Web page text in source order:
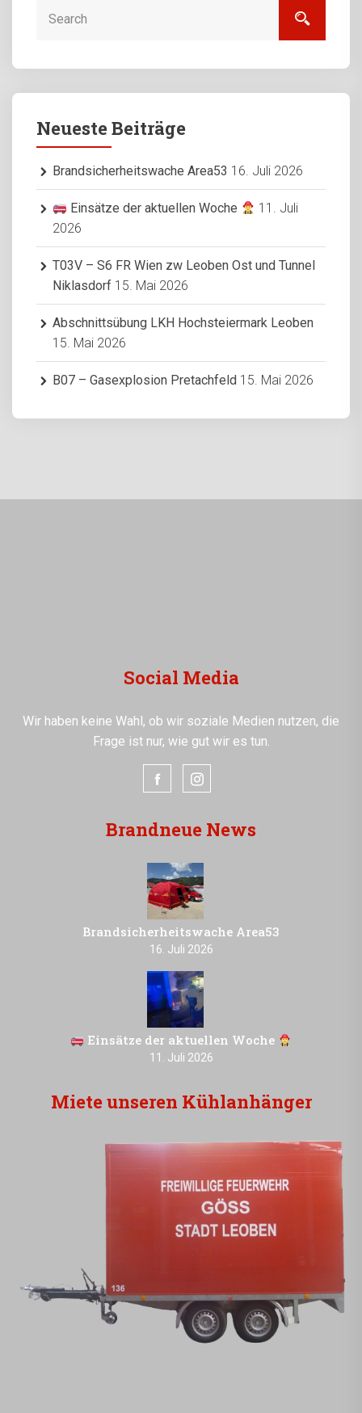
Neueste Beiträge
Brandsicherheitswache Area53 16. Juli 2026
Einsätze der aktuellen Woche
11. Juli
2026
T03V – S6 FR Wien zw Leoben Ost und Tunnel
Niklasdorf 15. Mai 2026
Abschnittsübung LKH Hochsteiermark Leoben
15. Mai 2026
B07 – Gasexplosion Pretachfeld 15. Mai 2026
Social Media
Wir haben keine Wahl, ob wir soziale Medien nutzen, die
Frage ist nur, wie gut wir es tun.
Brandneue News
Brandsicherheitswache Area53
16. Juli 2026
Einsätze der aktuellen Woche
11. Juli 2026
Miete unseren Kühlanhänger